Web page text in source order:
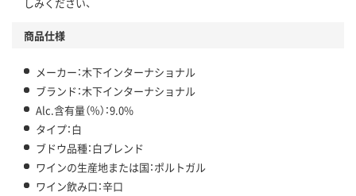
商品仕様
メーカー：木下インターナショナル
ブランド：木下インターナショナル
Alc.含有量（％）：9.0%
タイプ：白
ブドウ品種：白ブレンド
ワインの生産地または国：ポルトガル
ワイン飲み口：辛口